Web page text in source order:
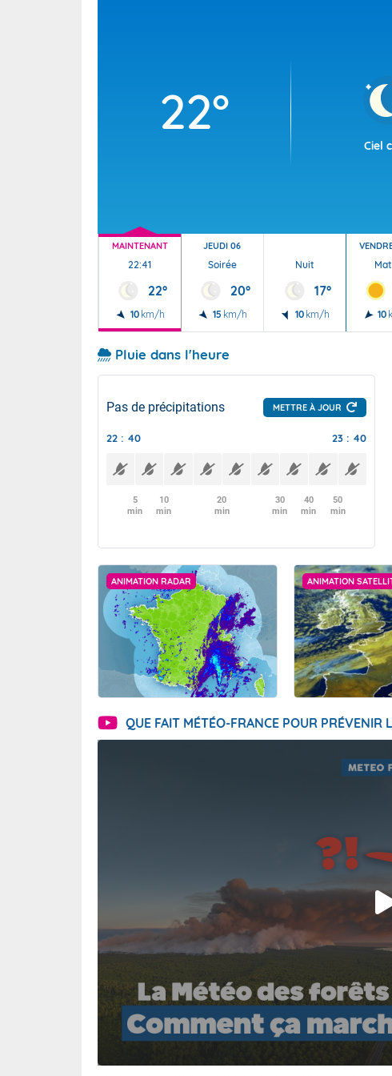
22°
Ciel
MAINTENANT
22:41
22°
10 km/h
JEUDI 06
Soirée
20°
15 km/h
Nuit
17°
10 km/h 10
Pluie dans l'heure
Pas de précipitations METTRE À JOUR
22 : 40 23 : 40
5
min
10
min
20
min
30
min
40
min
50
min
ANIMATION RADAR ANIMATION
QUE FAIT MÉTÉO-FRANCE POUR PRÉVENIR